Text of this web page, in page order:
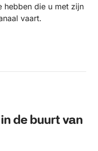
hebben die u met zijn
vaart.
de buurt van